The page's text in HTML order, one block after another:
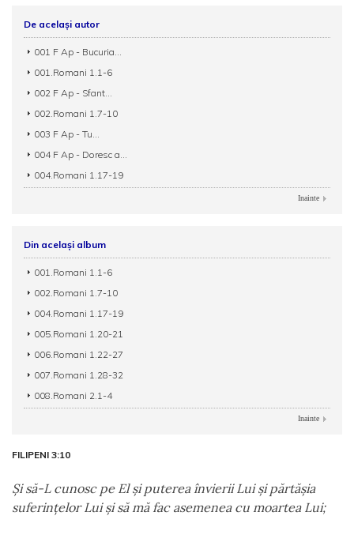
De același autor
001 F Ap - Bucuria...
001.Romani 1.1-6
002 F Ap - Sfant...
002.Romani 1.7-10
003 F Ap - Tu...
004 F Ap - Doresc a...
004.Romani 1.17-19
Inainte
Din același album
001.Romani 1.1-6
002.Romani 1.7-10
004.Romani 1.17-19
005.Romani 1.20-21
006.Romani 1.22-27
007.Romani 1.28-32
008.Romani 2.1-4
Inainte
FILIPENI 3:10
Şi să-L cunosc pe El şi puterea învierii Lui şi părtăşia
suferinţelor Lui şi să mă fac asemenea cu moartea Lui;